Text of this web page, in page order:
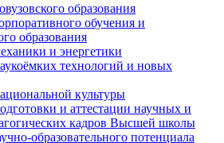
образования
обучения и
образования
и энергетики
технологий и новых
культуры
и аттестации научных и
кадров Высшей школы
образовательного потенциала